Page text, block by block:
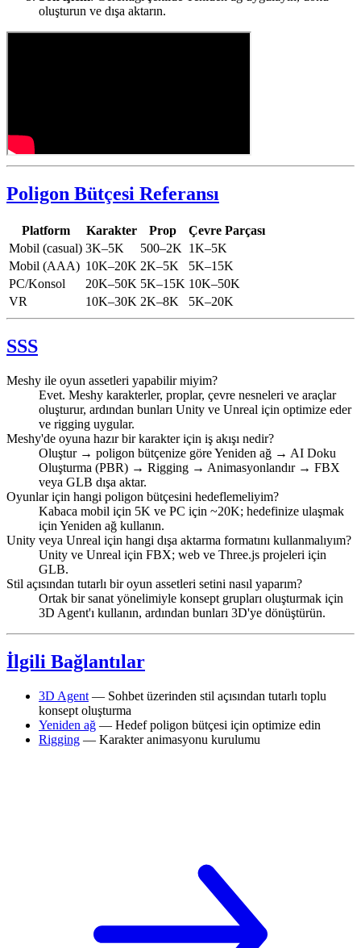
oluşturun ve dışa aktarın.
Poligon Bütçesi Referansı
Platform Karakter Prop
Çevre Parçası
Mobil (casual) 3K–5K 500–2K 1K–5K
Mobil (AAA) 10K–20K 2K–5K
5K–15K
PC/Konsol
20K–50K 5K–15K 10K–50K
VR
10K–30K 2K–8K 5K–20K
SSS
Meshy ile oyun assetleri yapabilir miyim?
Evet. Meshy karakterler, proplar, çevre nesneleri ve araçlar
oluşturur, ardından bunları Unity ve Unreal için optimize eder
ve rigging uygular.
Meshy'de oyuna hazır bir karakter için iş akışı nedir?
Oluştur → poligon bütçenize göre Yeniden ağ → AI Doku
Oluşturma (PBR) → Rigging → Animasyonlandır → FBX
veya GLB dışa aktar.
Oyunlar için hangi poligon bütçesini hedeflemeliyim?
Kabaca mobil için 5K ve PC için ~20K; hedefinize ulaşmak
için Yeniden ağ kullanın.
Unity veya Unreal için hangi dışa aktarma formatını kullanmalıyım?
Unity ve Unreal için FBX; web ve Three.js projeleri için
GLB.
Stil açısından tutarlı bir oyun assetleri setini nasıl yaparım?
Ortak bir sanat yönelimiyle konsept grupları oluşturmak için
3D Agent'ı kullanın, ardından bunları 3D'ye dönüştürün.
İlgili Bağlantılar
3D Agent — Sohbet üzerinden stil açısından tutarlı toplu
konsept oluşturma
Yeniden ağ — Hedef poligon bütçesi için optimize edin
Rigging — Karakter animasyonu kurulumu